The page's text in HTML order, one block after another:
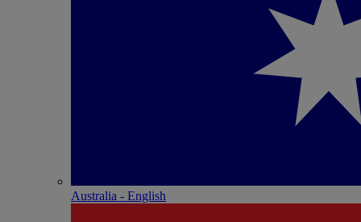
Australia - English